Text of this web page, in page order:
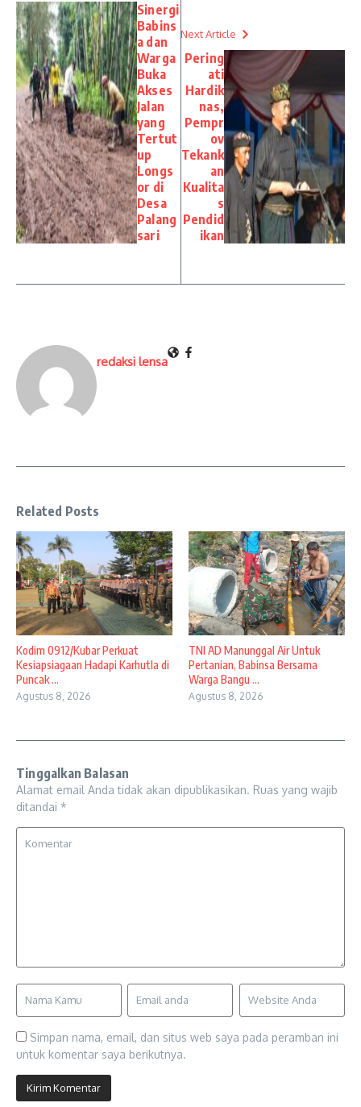
Sinergi
Babins
a dan
Warga
Buka
Akses
Jalan
yang
Tertut
up
Longs
or di
Desa
Palang
sari
Next Article
Pering
ati
Hardik
nas,
Pempr
ov
Tekank
an
Kualita
s
Pendid
ikan
redaksi lensa
Related Posts
Kodim 0912/Kubar Perkuat
Kesiapsiagaan Hadapi Karhutla di
Puncak ...
Agustus 8, 2026
TNI AD Manunggal Air Untuk
Pertanian, Babinsa Bersama
Warga Bangu ...
Agustus 8, 2026
Tinggalkan Balasan
Alamat email Anda tidak akan dipublikasikan. Ruas yang wajib
ditandai *
Simpan nama, email, dan situs web saya pada peramban ini
untuk komentar saya berikutnya.